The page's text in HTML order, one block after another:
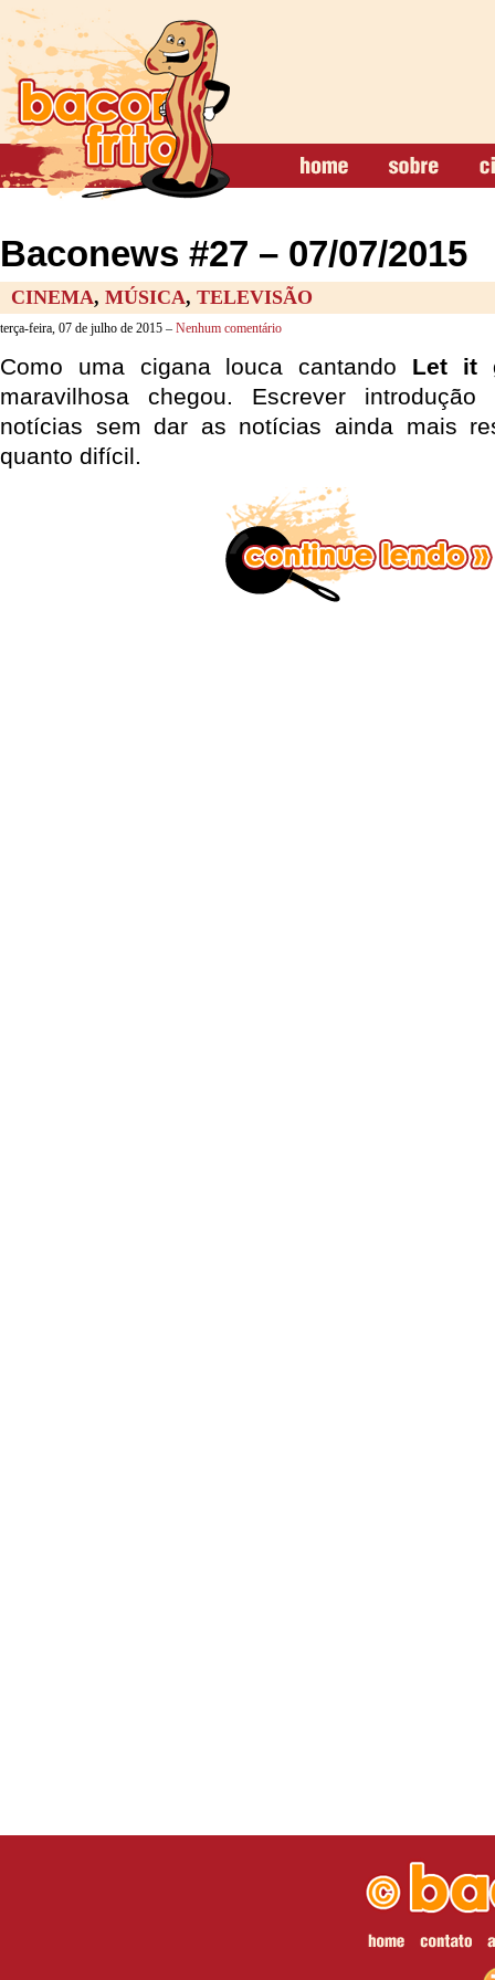
Baconews #27 – 07/07/2015
CINEMA, MÚSICA, TELEVISÃO
terça-feira, 07 de julho de 2015 – Nenhum comentário
Como uma cigana louca cantando Let it
maravilhosa chegou. Escrever
notícias sem dar as notícias ainda mais
quanto difícil.